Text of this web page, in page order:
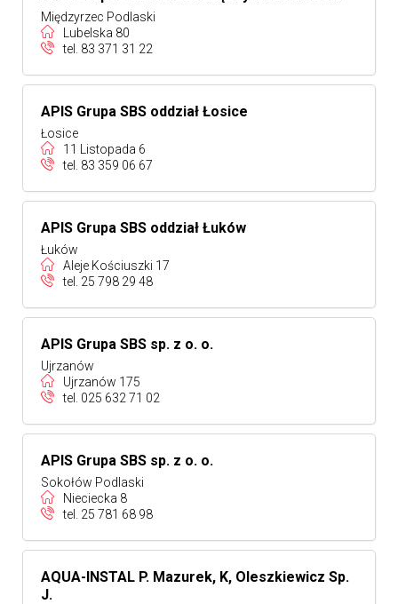
Międzyrzec Podlaski
Lubelska 80
tel. 83 371 31 22
APIS Grupa SBS oddział Łosice
Łosice
11 Listopada 6
tel. 83 359 06 67
APIS Grupa SBS oddział Łuków
Łuków
Aleje Kościuszki 17
tel. 25 798 29 48
APIS Grupa SBS sp. z o. o.
Ujrzanów
Ujrzanów 175
tel. 025 632 71 02
APIS Grupa SBS sp. z o. o.
Sokołów Podlaski
Nieciecka 8
tel. 25 781 68 98
AQUA-INSTAL P. Mazurek, K, Oleszkiewicz Sp.
J.